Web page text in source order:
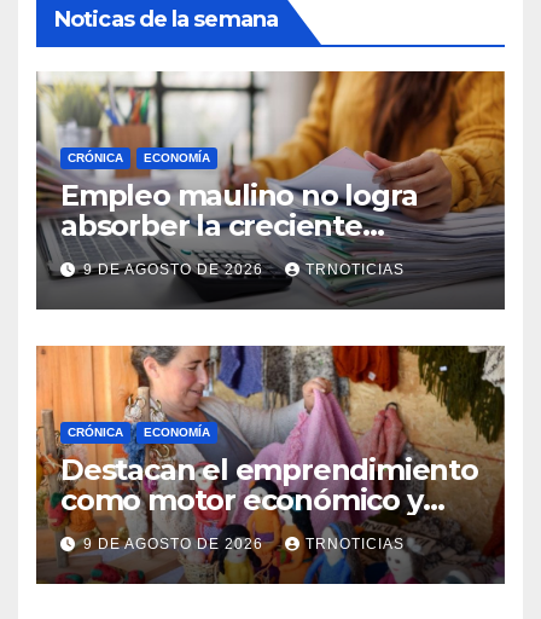
Noticas de la semana
CRÓNICA ECONOMÍA
Empleo maulino no logra
absorber la creciente
demanda por trabajo
9 DE AGOSTO DE 2026 TRNOTICIAS
CRÓNICA ECONOMÍA
Destacan el emprendimiento
como motor económico y
anuncia fortalecer apoyos
para empleo autónomo
9 DE AGOSTO DE 2026 TRNOTICIAS